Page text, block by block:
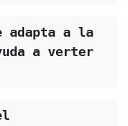
adapta a la
a verter